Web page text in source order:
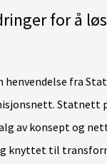
for å
henvendelse fra
Statnett
av konsept og
knyttet til